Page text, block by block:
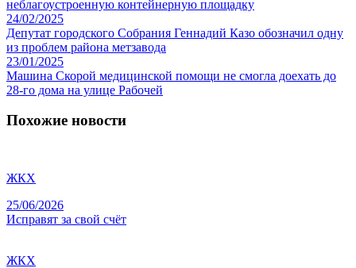
неблагоустроенную контейнерную площадку
24/02/2025
Депутат городского Собрания Геннадий Казо обозначил одну
из проблем района метзавода
23/01/2025
Машина Скорой медицинской помощи не смогла доехать до
28-го дома на улице Рабочей
Похожие новости
ЖКХ
25/06/2026
Исправят за свой счёт
ЖКХ